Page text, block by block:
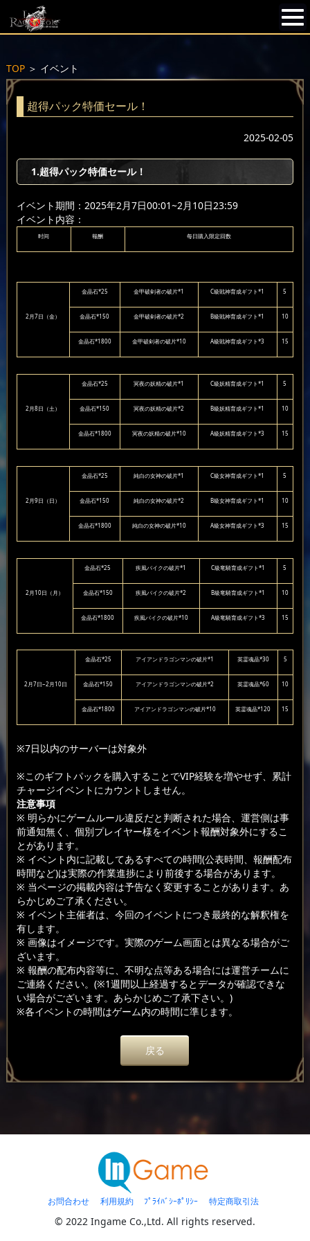
TOP＞ イベント
超得パック特価セール！
2025-02-05
1.超得パック特価セール！
イベント期間：2025年2月7日00:01~2月10日23:59
イベント内容：
时间 報酬 每日購入限定回数
2月7日（金）
金晶石*25 金甲破剣者の破片*1 C級戦神育成ギフト*1 5
金晶石*150 金甲破剣者の破片*2 B級戦神育成ギフト*1 10
金晶石*1800 金甲破剣者の破片*10 A級戦神育成ギフト*3 15
2月8日（土）
金晶石*25 冥夜の妖精の破片*1 C級妖精育成ギフト*1 5
金晶石*150 冥夜の妖精の破片*2 B級妖精育成ギフト*1 10
金晶石*1800 冥夜の妖精の破片*10 A級妖精育成ギフト*3 15
2月9日（日）
金晶石*25 純白の女神の破片*1 C級女神育成ギフト*1 5
金晶石*150 純白の女神の破片*2 B級女神育成ギフト*1 10
金晶石*1800 純白の女神の破片*10 A級女神育成ギフト*3 15
2月10日（月）
金晶石*25 疾風バイクの破片*1 C級竜騎育成ギフト*1 5
金晶石*150 疾風バイクの破片*2 B級竜騎育成ギフト*1 10
金晶石*1800 疾風バイクの破片*10 A級竜騎育成ギフト*3 15
2月7日~2月10日
金晶石*25 アイアンドラゴンマンの破片*1 英霊魂晶*30 5
金晶石*150 アイアンドラゴンマンの破片*2 英霊魂晶*60 10
金晶石*1800 アイアンドラゴンマンの破片*10 英霊魂晶*120 15
※7日以内のサーバーは対象外
※このギフトパックを購入することでVIP経験を増やせず、累計
チャージイベントにカウントしません。
注意事項
※ 明らかにゲームルール違反だと判断された場合、運営側は事
前通知無く、個別プレイヤー様をイベント報酬対象外にするこ
とがあります。
※ イベント内に記載してあるすべての時間(公表時間、報酬配布
時間など)は実際の作業進捗により前後する場合があります。
※ 当ページの掲載内容は予告なく変更することがあります。あ
らかじめご了承ください。
※ イベント主催者は、今回のイベントにつき最終的な解釈権を
有します。
※ 画像はイメージです。実際のゲーム画面とは異なる場合がご
ざいます。
※ 報酬の配布内容等に、不明な点等ある場合には運営チームに
ご連絡ください。(※1週間以上経過するとデータが確認できな
い場合がございます。あらかじめご了承下さい。)
※各イベントの時間はゲーム内の時間に準じます。
戻る
お問合わせ 利用規約 ﾌﾟﾗｲﾊﾞｼｰﾎﾟﾘｼｰ 特定商取引法
© 2022 Ingame Co.,Ltd. All rights reserved.